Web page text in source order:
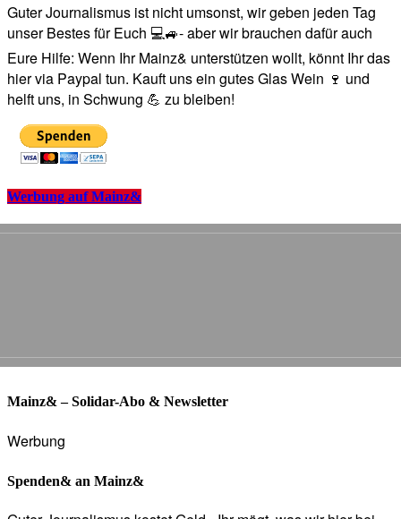
Guter Journalismus ist nicht umsonst, wir geben jeden Tag
unser Bestes für Euch 💻🚙- aber wir brauchen dafür auch
Eure Hilfe: Wenn Ihr Mainz& unterstützen wollt, könnt Ihr das
hier via Paypal tun. Kauft uns ein gutes Glas Wein 🍷 und
helft uns, in Schwung 💪 zu bleiben!
Werbung auf Mainz&
Mainz& – Solidar-Abo & Newsletter
Werbung
Spenden& an Mainz&